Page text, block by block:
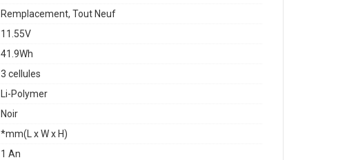
Remplacement, Tout Neuf
11.55V
41.9Wh
3 cellules
Li-Polymer
Noir
*mm(L x W x H)
1 An